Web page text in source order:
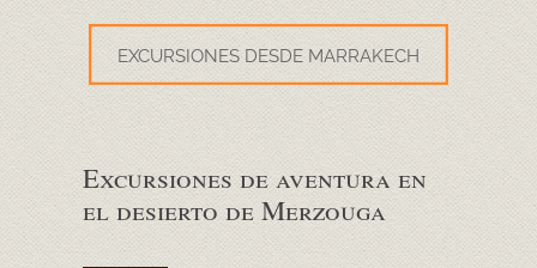
EXCURSIONES DESDE MARRAKECH
Excursiones de aventura en
el desierto de Merzouga